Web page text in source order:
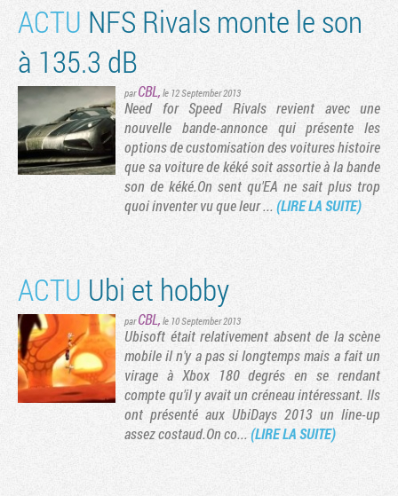
ACTU NFS Rivals monte le son
à 135.3 dB
parCBL, le 12 September 2013
Need for Speed Rivals revient avec une
nouvelle bande-annonce qui présente les
options de customisation des voitures histoire
que sa voiture de kéké soit assortie à la bande
son de kéké.On sent qu'EA ne sait plus trop
quoi inventer vu que leur ... (LIRE LA SUITE)
ACTU Ubi et hobby
parCBL, le 10 September 2013
Ubisoft était relativement absent de la scène
mobile il n'y a pas si longtemps mais a fait un
virage à Xbox 180 degrés en se rendant
compte qu'il y avait un créneau intéressant. Ils
ont présenté aux UbiDays 2013 un line-up
assez costaud.On co...(LIRE LA SUITE)